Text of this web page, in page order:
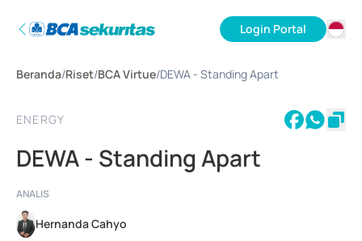
Login Portal
Beranda/Riset/BCA Virtue/DEWA - Standing Apart
ENERGY
DEWA - Standing Apart
ANALIS
Hernanda Cahyo